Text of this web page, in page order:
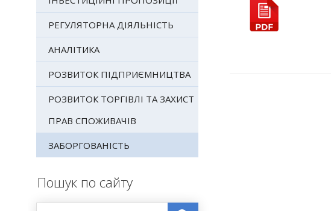
РЕГУЛЯТОРНА ДІЯЛЬНІСТЬ
АНАЛІТИКА
РОЗВИТОК ПІДПРИЄМНИЦТВА
РОЗВИТОК ТОРГІВЛІ ТА ЗАХИСТ
ПРАВ СПОЖИВАЧІВ
ЗАБОРГОВАНІСТЬ
Пошук по сайту